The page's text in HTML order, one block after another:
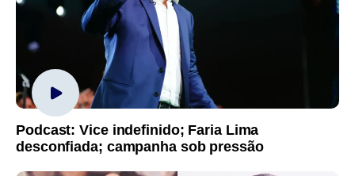
Podcast: Vice indefinido; Faria Lima
desconfiada; campanha sob pressão